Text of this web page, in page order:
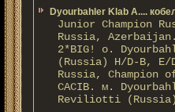
Dyourbahler Klab A....
Junior Champion
Russia,
2*BIG! о.
(Russia) H/D-B, E/
Russia, Champion
CACIB. м.
Reviliotti